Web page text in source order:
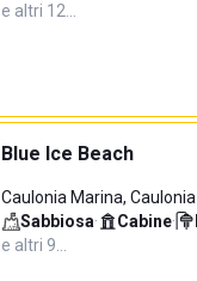
e altri 12…
Blue Ice Beach
Caulonia Marina, Caulonia
Sabbiosa· Cabine·
e altri 9…